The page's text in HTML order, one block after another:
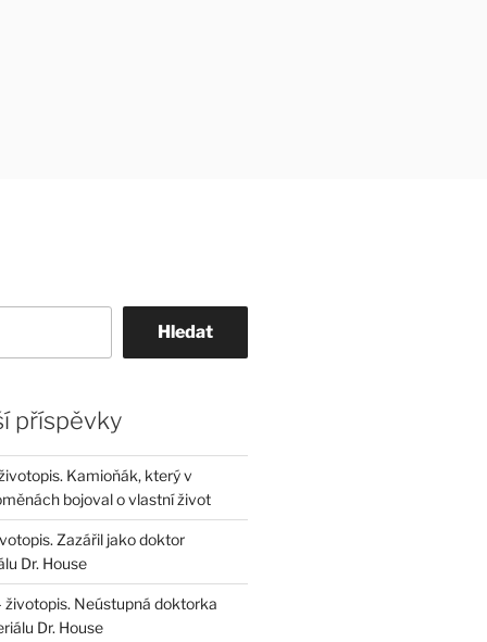
Hledat
příspěvky
Kamioňák, který v
bojoval o vlastní život
Zazářil jako doktor
Dr. House
životopis. Neústupná doktorka
Dr. House